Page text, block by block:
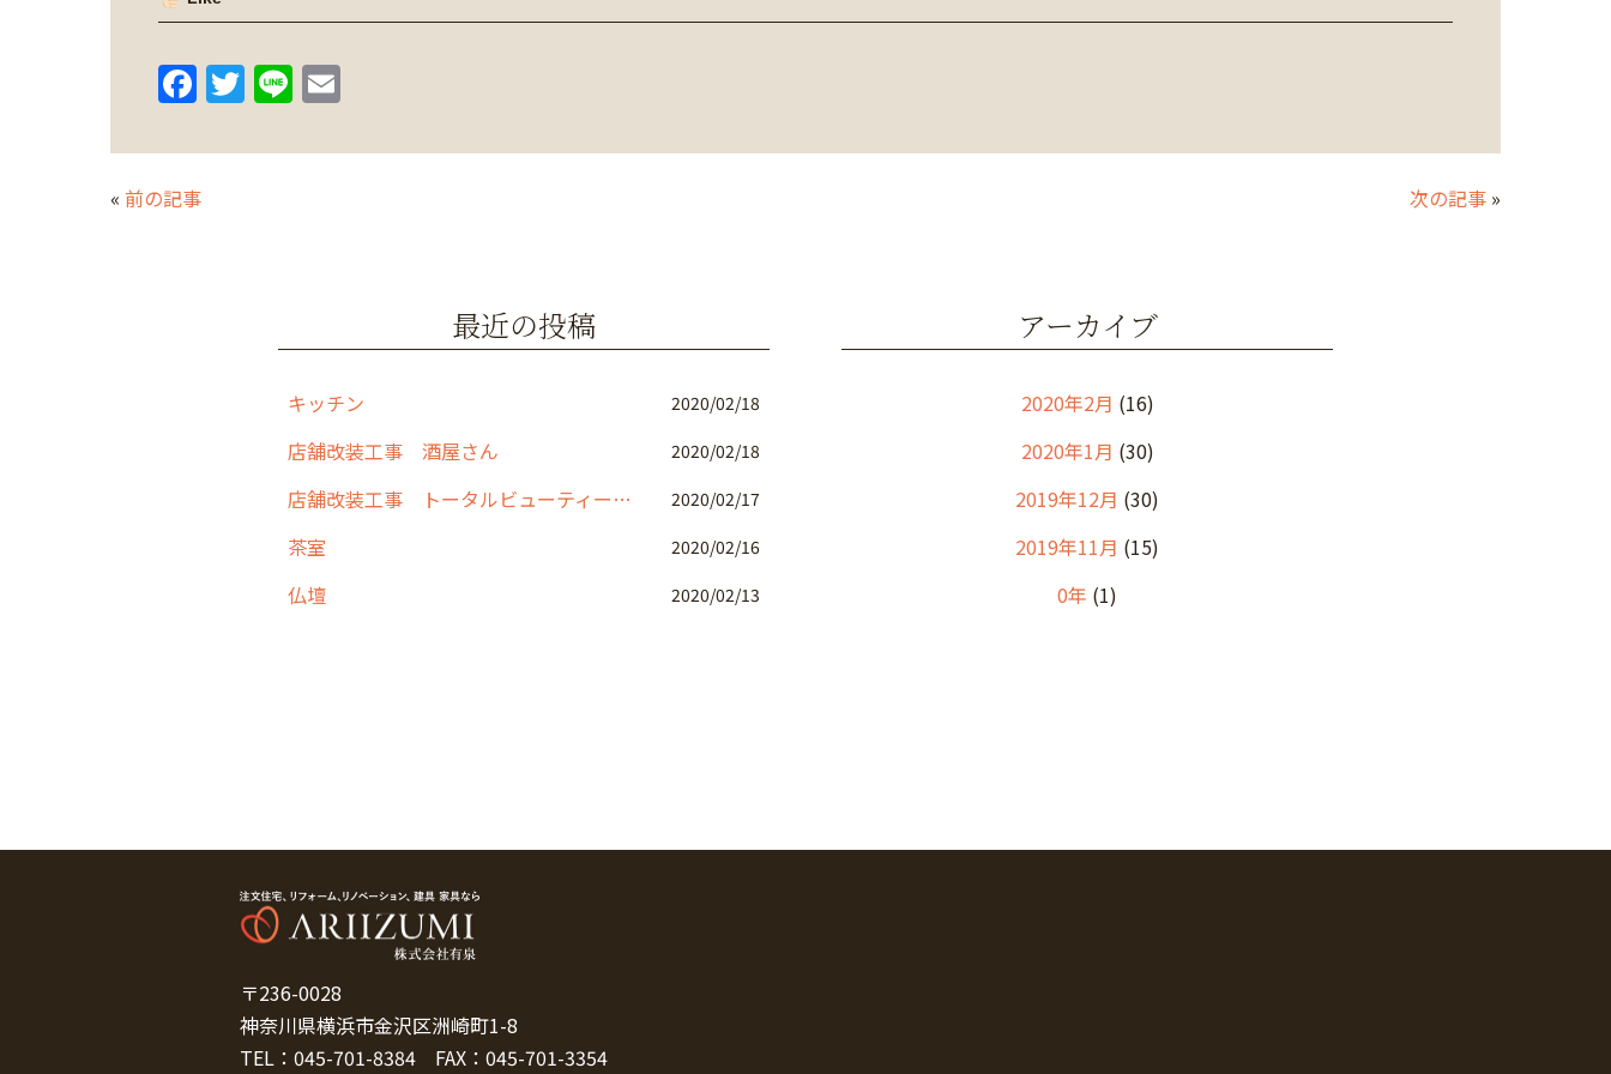
F
c
e
T
itt
Li
e ai
« 前の記事 次の記事 »
最近の投稿
キッチン 2020/02/18
店舗改装工事 酒屋さん 2020/02/18
店舗改装工事 トータルビューティーサロン 2020/02/17
茶室 2020/02/16
仏壇 2020/02/13
アーカイブ
2020年2月 (16)
2020年1月 (30)
2019年12月 (30)
2019年11月 (15)
0年 (1)
〒236-0028
神奈川県横浜市金沢区洲崎町1-8
TEL：045-701-8384 FAX：045-701-3354